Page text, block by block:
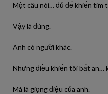
Một câu nói… đủ để khiến tim
Vậy là đúng.
Anh có người khác.
Nhưng điều khiến tôi bất an…
Mà là giọng điệu của anh.